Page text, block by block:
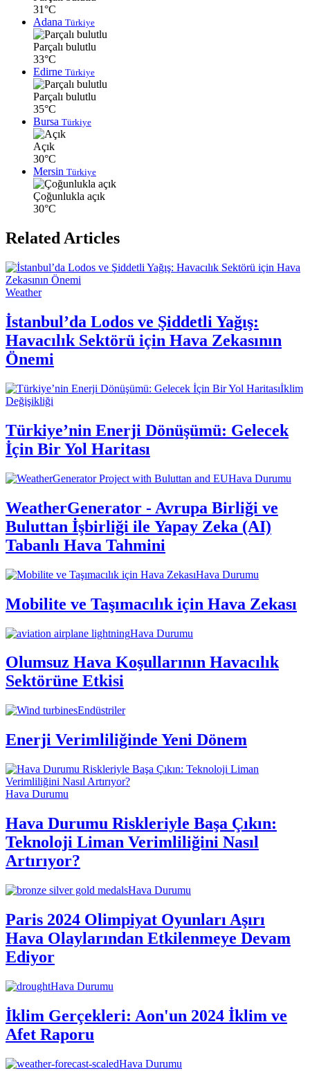
31°C
Adana Türkiye
Parçalı bulutlu
33°C
Edirne Türkiye
Parçalı bulutlu
35°C
Bursa Türkiye
Açık
30°C
Mersin Türkiye
Çoğunlukla açık
30°C
Related Articles
Weather
İstanbul’da Lodos ve Şiddetli Yağış:
Havacılık Sektörü için Hava Zekasının
Önemi
İklim
Değişikliği
Türkiye’nin Enerji Dönüşümü: Gelecek
İçin Bir Yol Haritası
Hava Durumu
WeatherGenerator - Avrupa Birliği ve
Buluttan İşbirliği ile Yapay Zeka (AI)
Tabanlı Hava Tahmini
Hava Durumu
Mobilite ve Taşımacılık için Hava Zekası
Hava Durumu
Olumsuz Hava Koşullarının Havacılık
Sektörüne Etkisi
Endüstriler
Enerji Verimliliğinde Yeni Dönem
Hava Durumu
Hava Durumu Riskleriyle Başa Çıkın:
Teknoloji Liman Verimliliğini Nasıl
Artırıyor?
Hava Durumu
Paris 2024 Olimpiyat Oyunları Aşırı
Hava Olaylarından Etkilenmeye Devam
Ediyor
Hava Durumu
İklim Gerçekleri: Aon'un 2024 İklim ve
Afet Raporu
Hava Durumu